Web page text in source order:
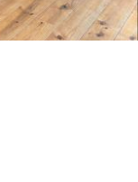
Oppervlakte:
200 m
Private kamers:
1